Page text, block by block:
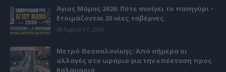
Άγιος Μάμας 2026: Πότε ανοίγει το πανηγύρι –
Ετοιμάζονται 20 νέες ταβέρνες
August 07, 2026
Μετρό Θεσσαλονίκης: Από σήμερα οι
αλλαγές στο ωράριο για την επέκταση προς
Καλαμαριά